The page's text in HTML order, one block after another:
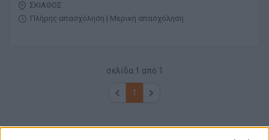
ΣΚΙΑΘΟΣ
Πλήρης απασχόληση | Μερική απασχόληση
σελίδα 1 από 1
1